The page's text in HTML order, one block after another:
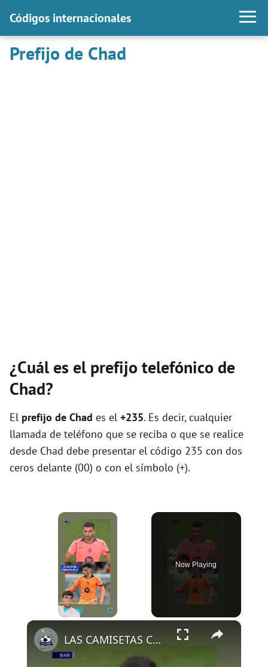
Códigos internacionales
Prefijo de Chad
¿Cuál es el prefijo telefónico de
Chad?
El prefijo de Chad es el +235. Es decir, cualquier
llamada de teléfono que se reciba o que se realice
desde Chad debe presentar el código 235 con dos
ceros delante (00) o con el símbolo (+).
×
Now Playing
×
LAS CAMISETAS CAMBIAN DE COLOR